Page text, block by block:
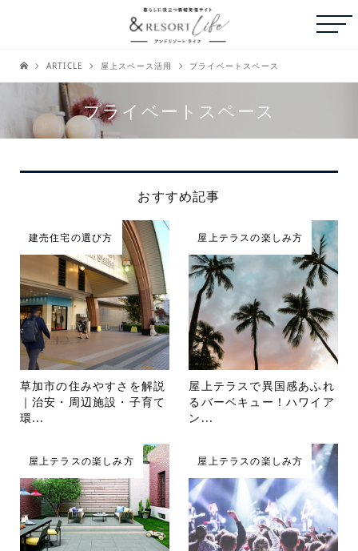
ARTICLE 屋上スペース活用 プライベートスペース
プライベートスペース
おすすめ記事
建売住宅の選び方
草加市の住みやすさを解説
｜治安・周辺施設・子育て
環...
屋上テラスの楽しみ方
屋上テラスで異国感あふれ
るバーベキュー！ハワイア
ン...
屋上テラスの楽しみ方 屋上テラスの楽しみ方